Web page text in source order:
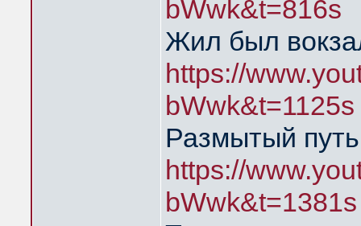
bWwk&t=816s
Жил был
https://
bWwk&t=1125s
Размытый
https://
bWwk&t=1381s